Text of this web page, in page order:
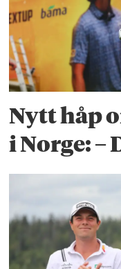
Nytt håp
i Norge: –